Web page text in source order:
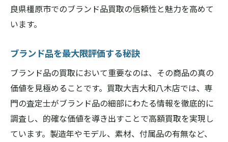
良県橿原市でのブランド品買取の信頼性と魅力を高めて
います。
ブランド品を最大限評価する秘訣
ブランド品の買取において重要なのは、その商品の真の
価値を見極めることです。買取大吉大和八木店では、専
門の査定士がブランド品の細部にわたる情報を徹底的に
調査し、的確な価値を導き出すことで高額買取を実現し
ています。製造年やモデル、素材、付属品の有無など、